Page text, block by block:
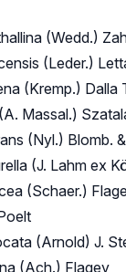
(Wedd.)
(Leder.)
(Kremp.) Dalla
Massal.)
(Nyl.) Blomb.
(J. Lahm ex
(Schaer.)
(Arnold) J.
(Ach.) Flagey